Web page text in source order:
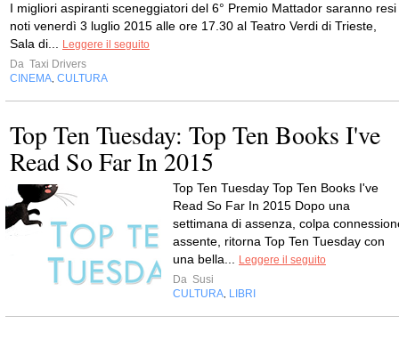
I migliori aspiranti sceneggiatori del 6° Premio Mattador saranno resi
noti venerdì 3 luglio 2015 alle ore 17.30 al Teatro Verdi di Trieste,
Sala di... Leggere il seguito
Da Taxi Drivers
CINEMA, CULTURA
Top Ten Tuesday: Top Ten Books I've
Read So Far In 2015
Top Ten Tuesday Top Ten Books I've
Read So Far In 2015 Dopo una
settimana di assenza, colpa
assente, ritorna Top Ten Tuesday con
una bella... Leggere il seguito
Da Susi
CULTURA, LIBRI